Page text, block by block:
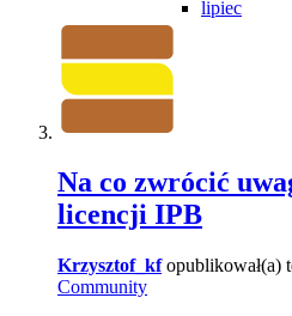
lipiec
Na co zwrócić
licencji IPB
Krzysztof_kfopublikował(a)
Community